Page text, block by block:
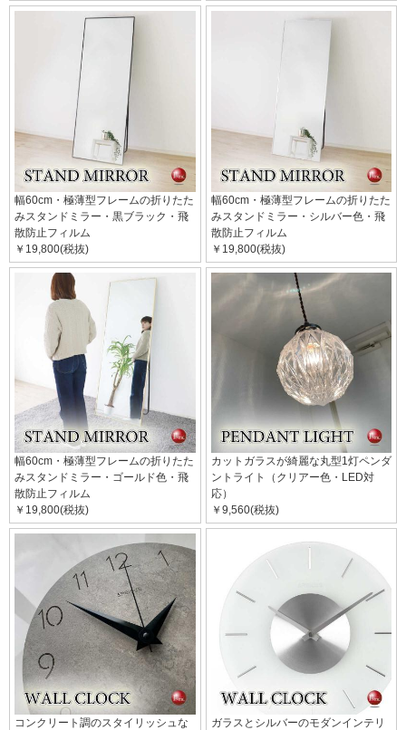
幅60cm・極薄型フレームの折りたた
みスタンドミラー・黒ブラック・飛
散防止フィルム
￥19,800(税抜)
幅60cm・極薄型フレームの折りたた
みスタンドミラー・シルバー色・飛
散防止フィルム
￥19,800(税抜)
幅60cm・極薄型フレームの折りたた
みスタンドミラー・ゴールド色・飛
散防止フィルム
￥19,800(税抜)
カットガラスが綺麗な丸型1灯ペンダ
ントライト（クリアー色・LED対
応）
￥9,560(税抜)
コンクリート調のスタイリッシュな
ガラスとシルバーのモダンインテリ